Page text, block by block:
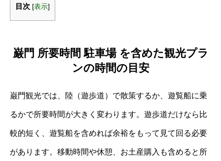
目次 [表示]
巌門 所要時間 駐車場 を含めた観光プラ
ンの時間の目安
巌門観光では、陸（遊歩道）で散策するか、遊覧船に乗
るかで所要時間が大きく変わります。遊歩道だけなら比
較的短く、遊覧船を含めれば余裕をもって見て回る必要
があります。移動時間や休憩、お土産購入も含めると所